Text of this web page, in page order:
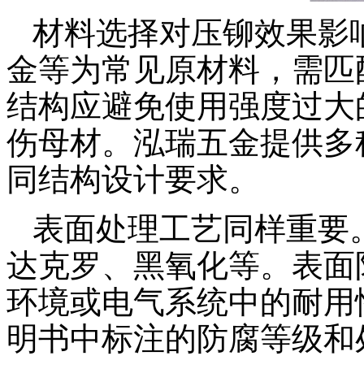
材料选择对压铆效果影
金等为常见原材料，需
结构应避免使用强度过
伤母材。泓瑞五金提供
同结构设计要求。
表面处理工艺同样重要
达克罗、黑氧化等。表
环境或电气系统中的耐
明书中标注的防腐等级